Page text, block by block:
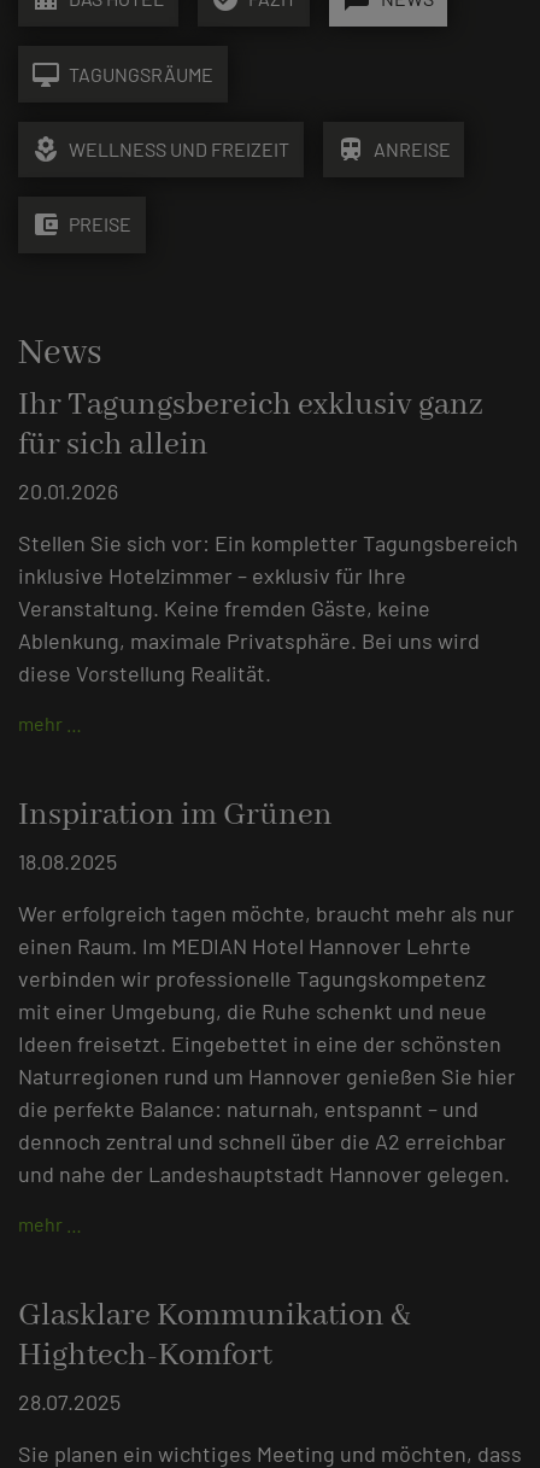
desktop_mac TAGUNGSRÄUME
local_florist WELLNESS UND FREIZEIT train ANREISE
account_balance_wallet PREISE
News
Ihr Tagungsbereich exklusiv ganz
für sich allein
20.01.2026
Stellen Sie sich vor: Ein kompletter Tagungsbereich
inklusive Hotelzimmer – exklusiv für Ihre
Veranstaltung. Keine fremden Gäste, keine
Ablenkung, maximale Privatsphäre. Bei uns wird
diese Vorstellung Realität.
mehr …
Inspiration im Grünen
18.08.2025
Wer erfolgreich tagen möchte, braucht mehr als nur
einen Raum. Im MEDIAN Hotel Hannover Lehrte
verbinden wir professionelle Tagungskompetenz
mit einer Umgebung, die Ruhe schenkt und neue
Ideen freisetzt. Eingebettet in eine der schönsten
Naturregionen rund um Hannover genießen Sie hier
die perfekte Balance: naturnah, entspannt – und
dennoch zentral und schnell über die A2 erreichbar
und nahe der Landeshauptstadt Hannover gelegen.
mehr …
Glasklare Kommunikation &
Hightech-Komfort
28.07.2025
Sie planen ein wichtiges Meeting und möchten, dass